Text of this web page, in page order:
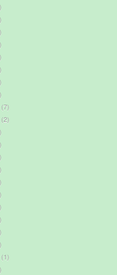
7
2
1